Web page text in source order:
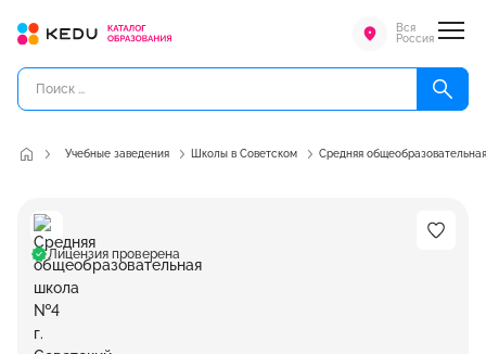
Вся
Россия
Учебные заведения Школы в Советском Средняя
Лицензия проверена